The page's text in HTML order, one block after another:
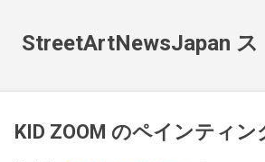
StreetArtNewsJapan
KID ZOOM のペインティ